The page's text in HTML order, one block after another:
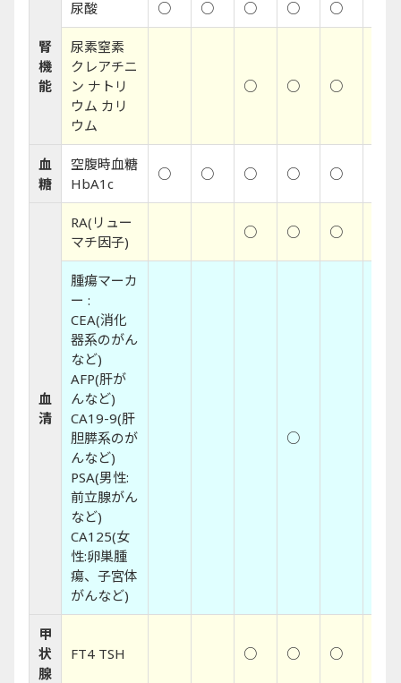
腎
機
能
尿酸 ○ ○ ○ ○ ○
尿素窒素
クレアチニ
ン ナトリ
ウム カリ
ウム
○ ○ ○
血
糖
空腹時血糖
HbA1c
○ ○ ○ ○ ○
血
清
RA(リュー
マチ因子)
○ ○ ○
腫瘍マーカ
ー :
CEA(消化
器系のがん
など)
AFP(肝が
んなど)
CA19-9(肝
胆膵系のが
んなど)
PSA(男性:
前立腺がん
など)
CA125(女
性:卵巣腫
瘍、子宮体
がんなど)
○
甲
状
腺
FT4 TSH ○ ○ ○